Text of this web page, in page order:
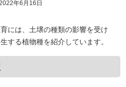
年6月16日
には、土壌の種類の影響を受け
する植物種を紹介しています。